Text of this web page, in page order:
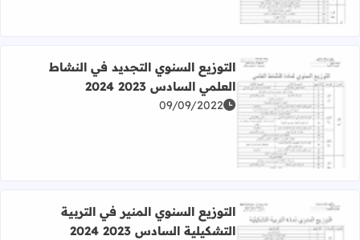
اقرأ المزيد عن التوزيع السنوي التجديد في النشاط العلمي السادس
التوزيع السنوي التجديد في النشاط
العلمي السادس 2023 2024
09/09/2022
التوزيع السنوي المنير في التربية
التشكيلية السادس 2023 2024